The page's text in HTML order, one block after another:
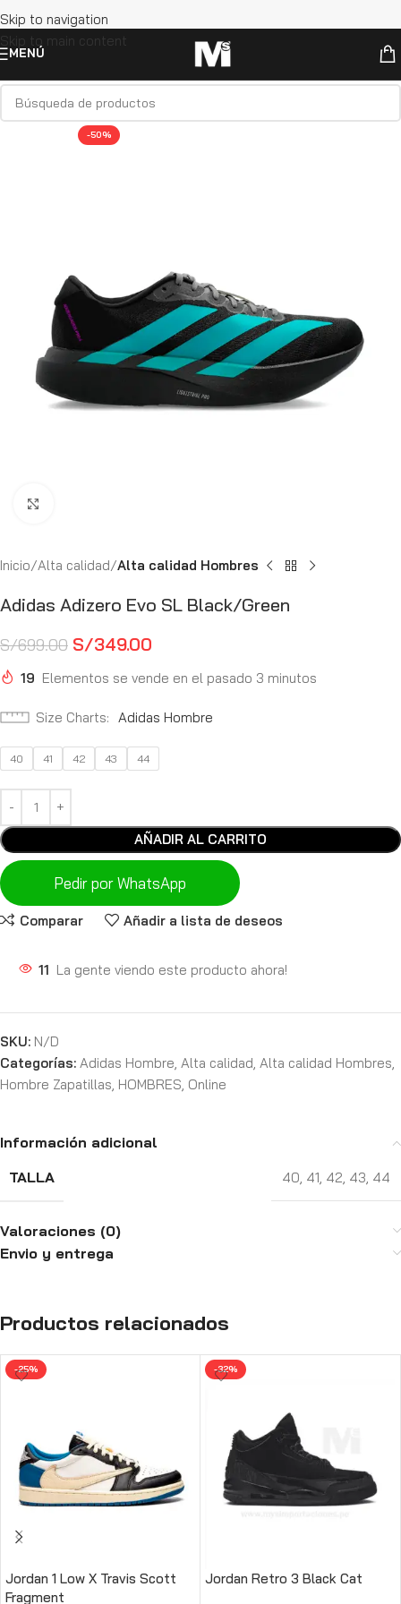
Skip to navigation
Skip to main content
MENÚ
-50%
Inicio Alta calidad Alta calidad Hombres
Adidas Adizero Evo SL Black/Green
S/699.00 S/349.00
19 Elementos se vende en el pasado 3 minutos
Size Charts Adidas Hombre
40 41 42 43 44
AÑADIR AL CARRITO
Pedir por WhatsApp
Comparar Añadir a lista de deseos
11 La gente viendo este producto ahora!
SKU: N/D
Categorías: Adidas Hombre, Alta calidad, Alta calidad Hombres,
Hombre Zapatillas, HOMBRES, Online
Información adicional
TALLA
40, 41, 42, 43, 44
Valoraciones (0)
Envio y entrega
Productos relacionados
-25%
Jordan 1 Low X Travis Scott
Fragment
-32%
Jordan Retro 3 Black Cat